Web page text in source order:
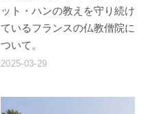
ット・ハンの教えを守り続け
ているフランスの仏教僧院に
ついて。
2025-03-29